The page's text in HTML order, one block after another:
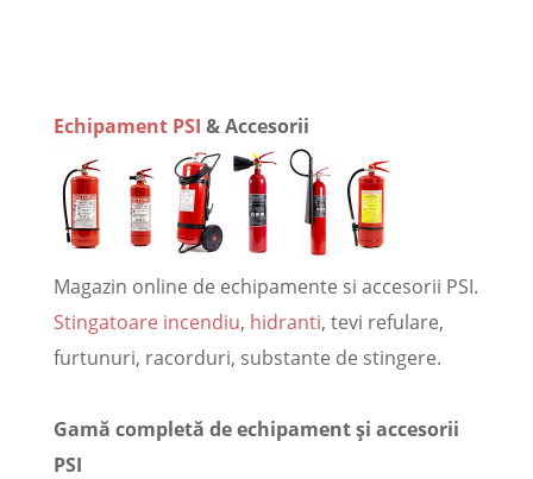
Echipament PSI & Accesorii
Magazin online de echipamente si accesorii PSI.
Stingatoare incendiu, hidranti, tevi refulare,
furtunuri, racorduri, substante de stingere.
Gamă completă de echipament și accesorii
PSI